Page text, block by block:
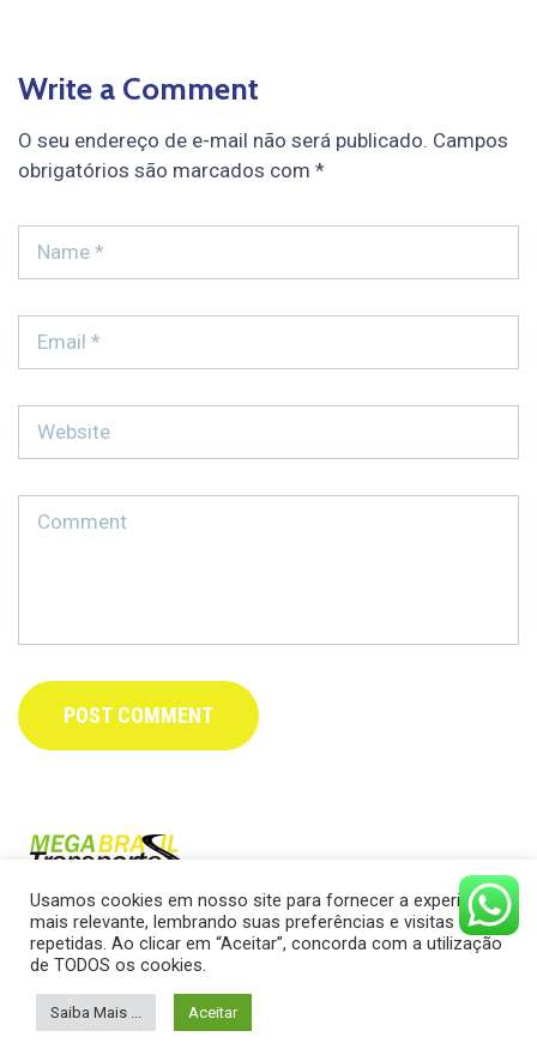
Write a Comment
O seu endereço de e-mail não será publicado. Campos
obrigatórios são marcados com *
© 2022 Mega Transportes / Todos os direitos reservados
Usamos cookies em nosso site para fornecer a experiência
mais relevante, lembrando suas preferências e visitas
repetidas. Ao clicar em “Aceitar”, concorda com a utilização
de TODOS os cookies.
Saiba Mais ... Aceitar